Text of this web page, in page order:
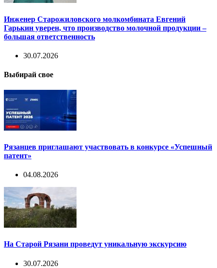
Инженер Старожиловского молкомбината Евгений
Гарькин уверен, что производство молочной продукции –
большая ответственность
30.07.2026
Выбирай свое
Рязанцев приглашают участвовать в конкурсе «Успешный
патент»
04.08.2026
На Старой Рязани проведут уникальную экскурсию
30.07.2026